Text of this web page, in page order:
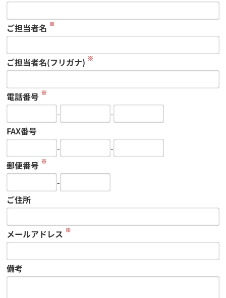
ご担当者名 ※
ご担当者名(フリガナ) ※
電話番号 ※
-
-
FAX番号
-
-
郵便番号 ※
-
ご住所
メールアドレス ※
備考